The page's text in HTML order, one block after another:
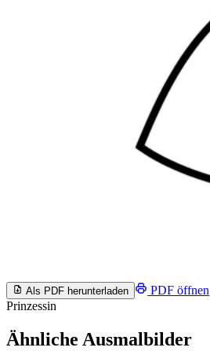
Als PDF herunterladen
PDF öffnen
Prinzessin
Ähnliche Ausmalbilder